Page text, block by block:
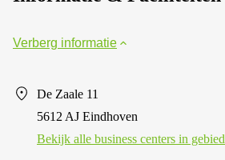
Verberg informatie
De Zaale 11
5612 AJ Eindhoven
Bekijk alle business centers in gebied